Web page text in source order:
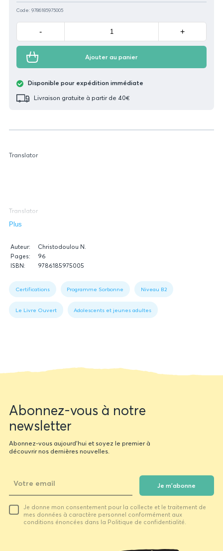
Translator
Translator
Translator
Plus
Données
du
livre
Auteur:
Christodoulou N.
Pages:
96
ISBN:
9786185975005
1:
Book
data
Certifications Programme Sorbonne Niveau B2
Le Livre Ouvert Adolescents et jeunes adultes
Code: 9786185975005
Minus
- Plus
+
Ajouter au panier
Disponible pour expédition immédiate
Livraison gratuite à partir de 40€
Newsletter
form
Abonnez-vous à notre
newsletter
Abonnez-vous aujourd'hui et soyez le premier à
découvrir nos dernières nouvelles.
email
Je m'abonne
Je donne mon consentement pour la collecte et le traitement de
mes données à caractère personnel conformément aux
conditions énoncées dans la Politique de confidentialité.